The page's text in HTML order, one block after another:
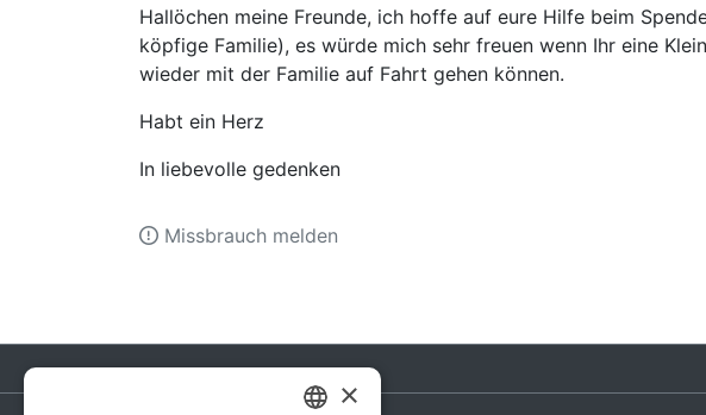
Hallöchen meine Freunde, ich hoffe auf eure Hilfe beim
köpfige Familie), es würde mich sehr freuen wenn Ihr eine
wieder mit der Familie auf Fahrt gehen können.
Habt ein Herz
In liebevolle gedenken
Missbrauch melden
×